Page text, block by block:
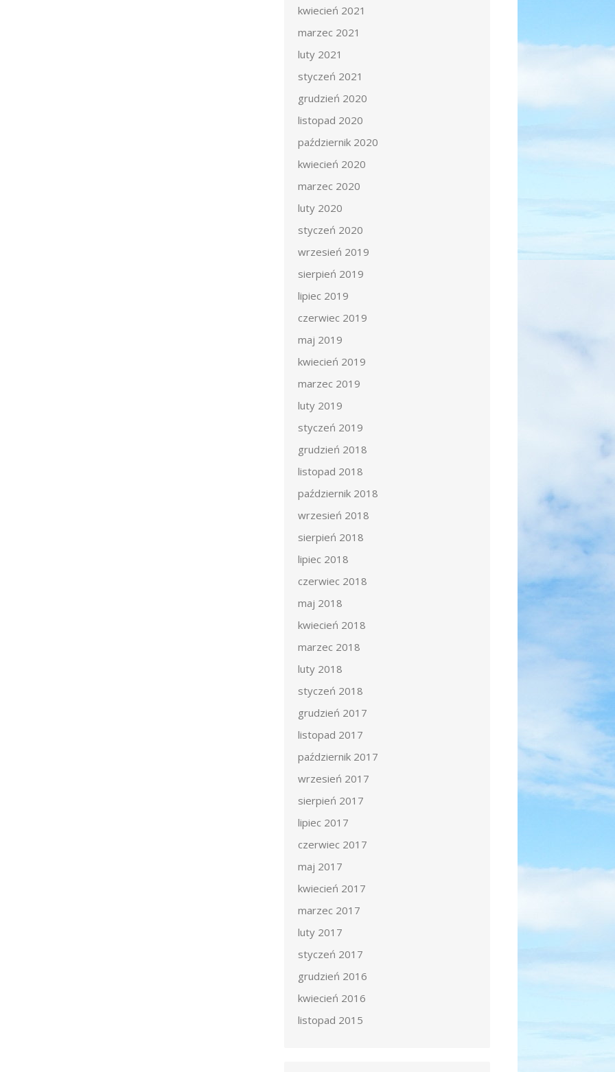
kwiecień 2021
marzec 2021
luty 2021
styczeń 2021
grudzień 2020
listopad 2020
październik 2020
kwiecień 2020
marzec 2020
luty 2020
styczeń 2020
wrzesień 2019
sierpień 2019
lipiec 2019
czerwiec 2019
maj 2019
kwiecień 2019
marzec 2019
luty 2019
styczeń 2019
grudzień 2018
listopad 2018
październik 2018
wrzesień 2018
sierpień 2018
lipiec 2018
czerwiec 2018
maj 2018
kwiecień 2018
marzec 2018
luty 2018
styczeń 2018
grudzień 2017
listopad 2017
październik 2017
wrzesień 2017
sierpień 2017
lipiec 2017
czerwiec 2017
maj 2017
kwiecień 2017
marzec 2017
luty 2017
styczeń 2017
grudzień 2016
kwiecień 2016
listopad 2015